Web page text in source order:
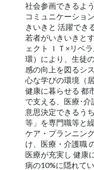
社会参画できるよ
コミュニケーショ
きいきと 活躍でき
若者がいきいきと
ェクト ＩＴ×リベ
環）により、生徒
感の向上を図るシ
心な学びの環境（
健康に暮らせる 都
で支える、医療･介
意思決定できるう
等」を専門職等と
ケア・プランニン
け、医療・介護職
医療が充実し 健康
病の10%に隠れて